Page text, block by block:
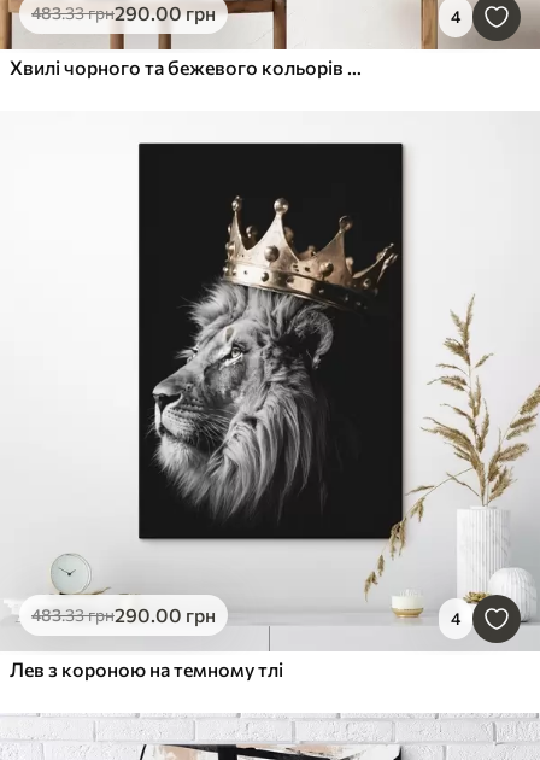
483.33грн290.00грн 4
Хвилі чорного та бежевого кольорів з тонкими охристими лініями
483.33грн290.00 грн 4
Лев з короною на темному тлі